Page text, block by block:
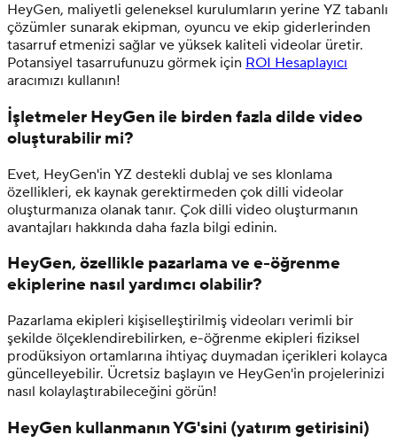
HeyGen, maliyetli geleneksel kurulumların yerine YZ tabanlı
çözümler sunarak ekipman, oyuncu ve ekip giderlerinden
tasarruf etmenizi sağlar ve yüksek kaliteli videolar üretir.
Potansiyel tasarrufunuzu görmek için ROI Hesaplayıcı
aracımızı kullanın!
İşletmeler HeyGen ile birden fazla dilde video
oluşturabilir mi?
Evet, HeyGen'in YZ destekli dublaj ve ses klonlama
özellikleri, ek kaynak gerektirmeden çok dilli videolar
oluşturmanıza olanak tanır. Çok dilli video oluşturmanın
avantajları hakkında daha fazla bilgi edinin.
HeyGen, özellikle pazarlama ve e-öğrenme
ekiplerine nasıl yardımcı olabilir?
Pazarlama ekipleri kişiselleştirilmiş videoları verimli bir
şekilde ölçeklendirebilirken, e-öğrenme ekipleri fiziksel
prodüksiyon ortamlarına ihtiyaç duymadan içerikleri kolayca
güncelleyebilir. Ücretsiz başlayın ve HeyGen'in projelerinizi
nasıl kolaylaştırabileceğini görün!
HeyGen kullanmanın YG'sini (yatırım getirisini)